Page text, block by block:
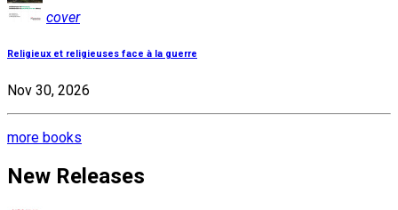
cover
Religieux et religieuses face à la guerre
Nov 30, 2026
more books
New Releases